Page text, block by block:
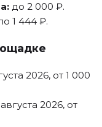
до 2 000 ₽.
1 444 ₽.
2026, от 1 000
2026, от